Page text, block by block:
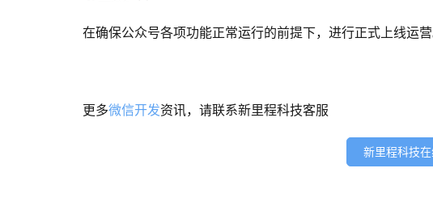
在确保公众号各项功能正常运行的前提下，进行正式上线运
更多微信开发资讯，请联系新里程科技客服
新里程科技